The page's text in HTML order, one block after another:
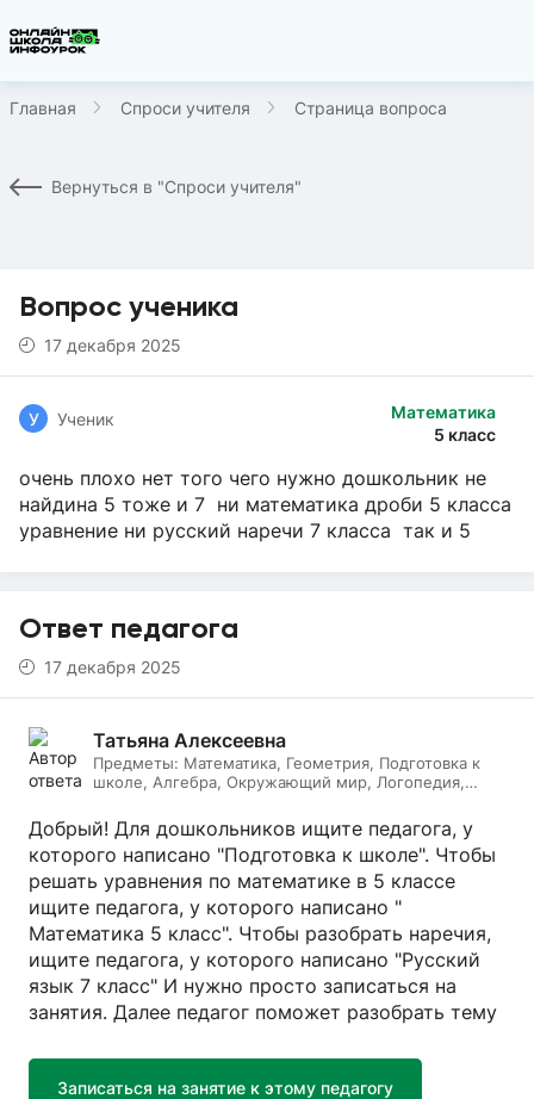
Главная Спроси учителя Страница вопроса
Вернуться в "Спроси учителя"
Вопрос ученика
17 декабря 2025
Математика
5 класс
У Ученик
очень плохо нет того чего нужно дошкольник не
найдина 5 тоже и 7 ни математика дроби 5 класса
уравнение ни русский наречи 7 класса так и 5
Ответ педагога
17 декабря 2025
Татьяна Алексеевна
Предметы: Математика, Геометрия, Подготовка к
школе, Алгебра, Окружающий мир, Логопедия,
чтение, Русский язык
Добрый! Для дошкольников ищите педагога, у
которого написано "Подготовка к школе". Чтобы
решать уравнения по математике в 5 классе
ищите педагога, у которого написано "
Математика 5 класс". Чтобы разобрать наречия,
ищите педагога, у которого написано "Русский
язык 7 класс" И нужно просто записаться на
занятия. Далее педагог поможет разобрать тему
Записаться на занятие к этому педагогу